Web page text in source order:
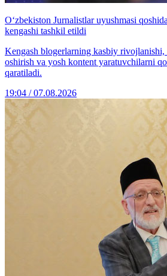
O‘zbekiston Jurnalistlar uyushmasi
kengashi tashkil etildi
Kengash blogerlarning kasbiy
oshirish va yosh kontent yaratuvchilarni
qaratiladi.
19:04 / 07.08.2026